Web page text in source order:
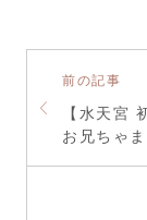
前の記事
【水天宮
お兄ちゃ